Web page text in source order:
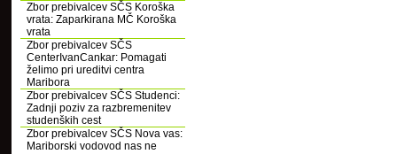
Zbor prebivalcev SČS Koroška
vrata: Zaparkirana MČ Koroška
vrata
Zbor prebivalcev SČS
CenterIvanCankar: Pomagati
želimo pri ureditvi centra
Maribora
Zbor prebivalcev SČS Studenci:
Zadnji poziv za razbremenitev
studenških cest
Zbor prebivalcev SČS Nova vas:
Mariborski vodovod nas ne